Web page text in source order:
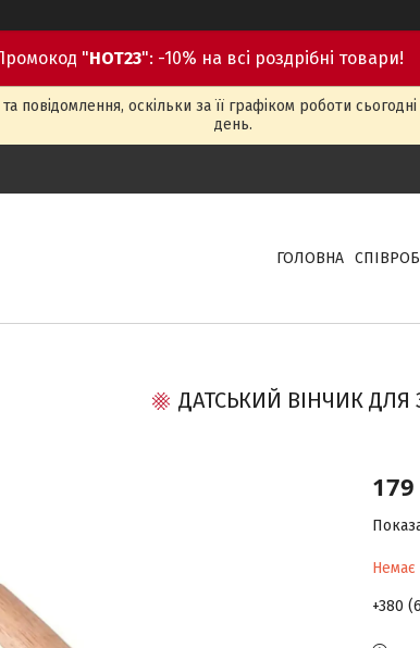
"HOT23": -10% на всі роздрібні товари!
оскільки за її графіком роботи
день.
ГОЛОВНА
ДАТСЬКИЙ ВІНЧИК ДЛЯ
Немає
+380